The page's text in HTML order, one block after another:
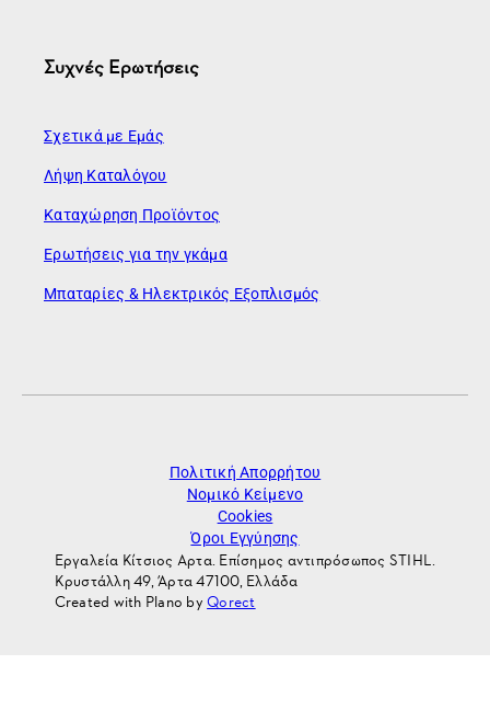
Συχνές Ερωτήσεις
Σχετικά με Εμάς
Λήψη Καταλόγου
Καταχώρηση Προϊόντος
Ερωτήσεις για την γκάμα
Μπαταρίες & Ηλεκτρικός Εξοπλισμός
Πολιτική Απορρήτου
Νομικό Κείμενο
Cookies
Όροι Εγγύησης
Εργαλεία Κίτσιος Αρτα. Επίσημος αντιπρόσωπος STIHL.
Κρυστάλλη 49, Άρτα 47100, Ελλάδα
Created with Plano byQorect